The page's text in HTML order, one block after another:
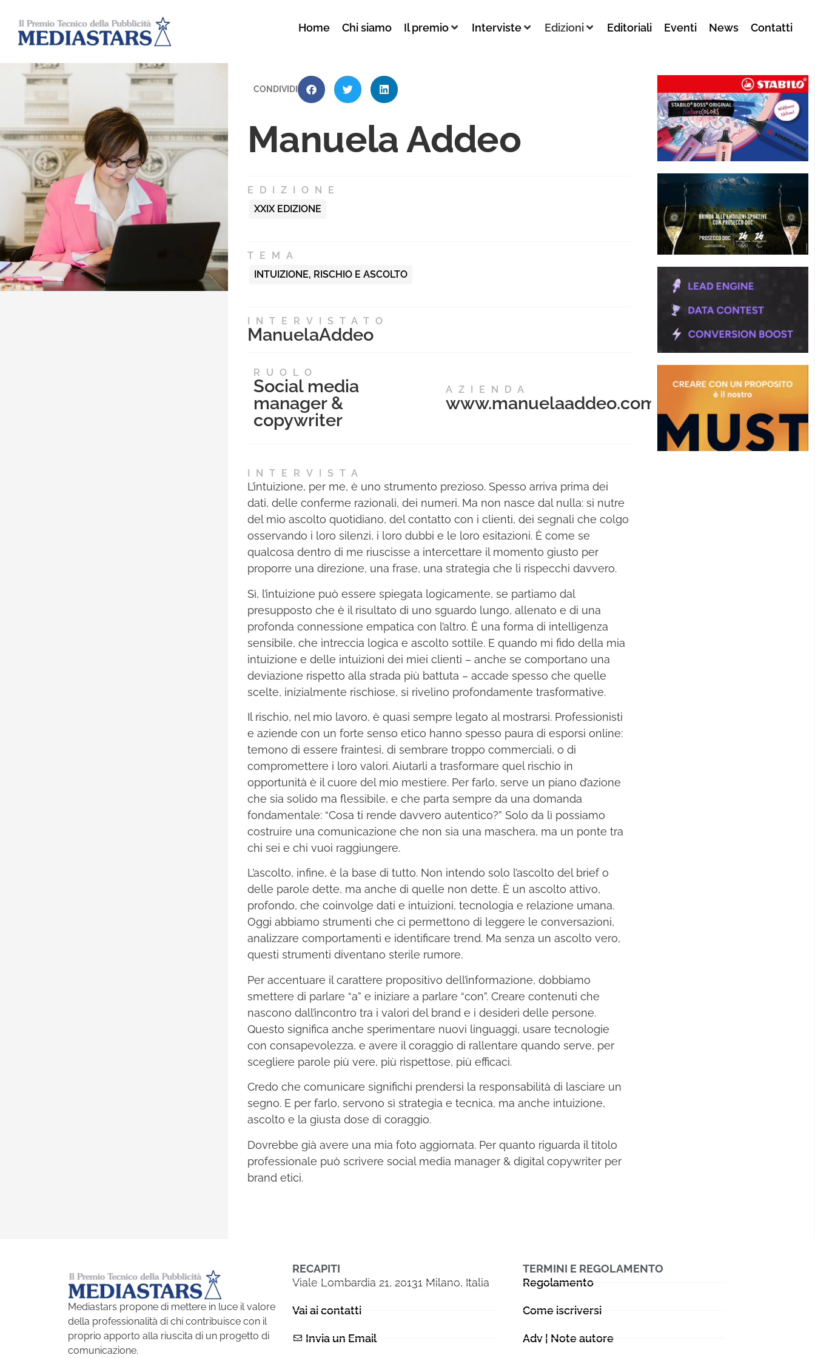
Home Chi siamo Il premio Interviste Edizioni Editoriali Eventi News Contatti
CONDIVIDI
Manuela Addeo
EDIZIONE
XXIX EDIZIONE
TEMA
INTUIZIONE, RISCHIO E ASCOLTO
INTERVISTATO
ManuelaAddeo
RUOLO
Social media
manager &
copywriter
AZIENDA
www.manuelaaddeo.com
INTERVISTA
L’intuizione, per me, è uno strumento prezioso. Spesso arriva prima dei
dati, delle conferme razionali, dei numeri. Ma non nasce dal nulla: si nutre
del mio ascolto quotidiano, del contatto con i clienti, dei segnali che colgo
osservando i loro silenzi, i loro dubbi e le loro esitazioni. È come se
qualcosa dentro di me riuscisse a intercettare il momento giusto per
proporre una direzione, una frase, una strategia che li rispecchi davvero.
Sì, l’intuizione può essere spiegata logicamente, se partiamo dal
presupposto che è il risultato di uno sguardo lungo, allenato e di una
profonda connessione empatica con l’altro. È una forma di intelligenza
sensibile, che intreccia logica e ascolto sottile. E quando mi fido della mia
intuizione e delle intuizioni dei miei clienti – anche se comportano una
deviazione rispetto alla strada più battuta – accade spesso che quelle
scelte, inizialmente rischiose, si rivelino profondamente trasformative.
Il rischio, nel mio lavoro, è quasi sempre legato al mostrarsi. Professionisti
e aziende con un forte senso etico hanno spesso paura di esporsi online:
temono di essere fraintesi, di sembrare troppo commerciali, o di
compromettere i loro valori. Aiutarli a trasformare quel rischio in
opportunità è il cuore del mio mestiere. Per farlo, serve un piano d’azione
che sia solido ma flessibile, e che parta sempre da una domanda
fondamentale: “Cosa ti rende davvero autentico?” Solo da lì possiamo
costruire una comunicazione che non sia una maschera, ma un ponte tra
chi sei e chi vuoi raggiungere.
L’ascolto, infine, è la base di tutto. Non intendo solo l’ascolto del brief o
delle parole dette, ma anche di quelle non dette. È un ascolto attivo,
profondo, che coinvolge dati e intuizioni, tecnologia e relazione umana.
Oggi abbiamo strumenti che ci permettono di leggere le conversazioni,
analizzare comportamenti e identificare trend. Ma senza un ascolto vero,
questi strumenti diventano sterile rumore.
Per accentuare il carattere propositivo dell’informazione, dobbiamo
smettere di parlare “a” e iniziare a parlare “con”. Creare contenuti che
nascono dall’incontro tra i valori del brand e i desideri delle persone.
Questo significa anche sperimentare nuovi linguaggi, usare tecnologie
con consapevolezza, e avere il coraggio di rallentare quando serve, per
scegliere parole più vere, più rispettose, più efficaci.
Credo che comunicare significhi prendersi la responsabilità di lasciare un
segno. E per farlo, servono sì strategia e tecnica, ma anche intuizione,
ascolto e la giusta dose di coraggio.
Dovrebbe già avere una mia foto aggiornata. Per quanto riguarda il titolo
professionale può scrivere social media manager & digital copywriter per
brand etici.
Mediastars propone di mettere in luce il valore
della professionalità di chi contribuisce con il
proprio apporto alla riuscita di un progetto di
comunicazione.
RECAPITI
Viale Lombardia 21, 20131 Milano, Italia
Vai ai contatti
Invia un Email
TERMINI E REGOLAMENTO
Regolamento
Come iscriversi
Adv | Note autore